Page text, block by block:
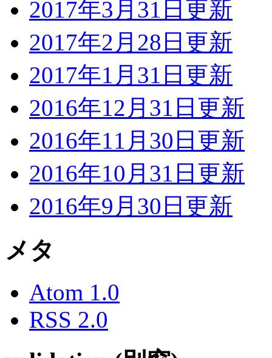
2017年3月31日更新
2017年2月28日更新
2017年1月31日更新
2016年12月31日更新
2016年11月30日更新
2016年10月31日更新
2016年9月30日更新
メタ
Atom 1.0
RSS 2.0